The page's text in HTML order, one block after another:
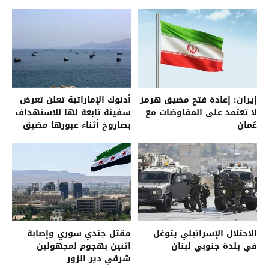
إيران: إعادة فتح مضيق هرمز
لا تعتمد على المفاوضات مع
عُمان
أدنوك الإماراتية تعلن تعرض
سفينة تابعة لها للاستهداف
بصاروخ أثناء عبورها مضيق
الاحتلال الإسرائيلي يتوغل
في بلدة جنوبي لبنان
مقتل جندي سوري وإصابة
اثنين بهجوم لمجهولين
شرقي دير الزور